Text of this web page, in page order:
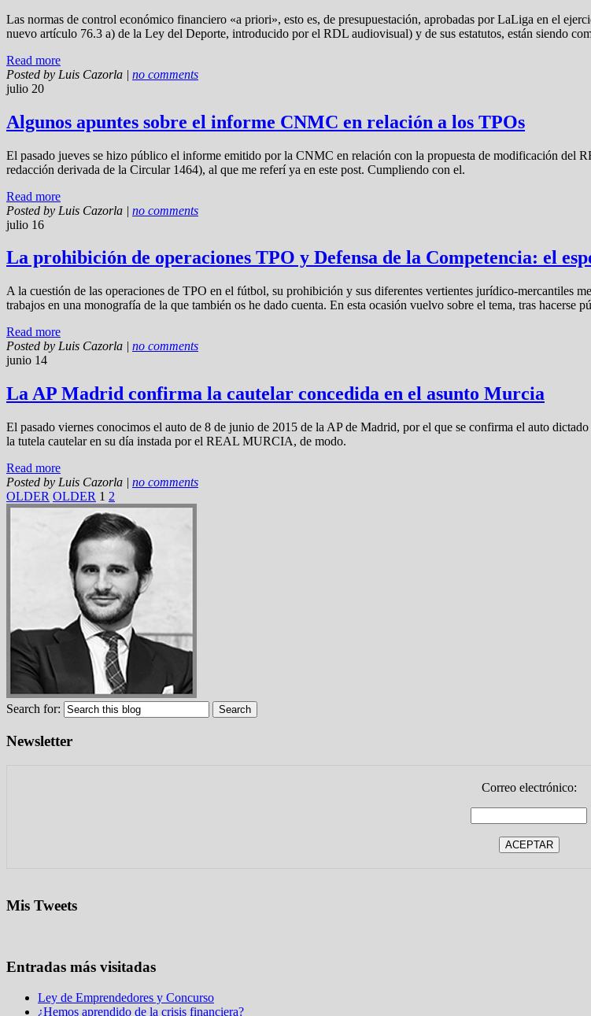
Las normas de control económico financiero «a priori», esto es, de presupuestación, aprobadas por LaLiga en el
nuevo artículo 76.3 a) de la Ley del Deporte, introducido por el RDL audiovisual) y de sus estatutos, están siendo
Read more
Posted by Luis Cazorla | no comments
julio 20
Algunos apuntes sobre el informe CNMC en relación a los TPOs
El pasado jueves se hizo público el informe emitido por la CNMC en relación con la propuesta de modificación del
redacción derivada de la Circular 1464), al que me referí ya en este post. Cumpliendo con el.
Read more
Posted by Luis Cazorla | no comments
julio 16
La prohibición de operaciones TPO y Defensa de la Competencia: el
A la cuestión de las operaciones de TPO en el fútbol, su prohibición y sus diferentes vertientes jurídico-mercantiles
trabajos en una monografía de la que también os he dado cuenta. En esta ocasión vuelvo sobre el tema, tras hacerse
Read more
Posted by Luis Cazorla | no comments
junio 14
La AP Madrid confirma la cautelar concedida en el asunto Murcia
El pasado viernes conocimos el auto de 8 de junio de 2015 de la AP de Madrid, por el que se confirma el auto
la tutela cautelar en su día instada por el REAL MURCIA, de modo.
Read more
Posted by Luis Cazorla | no comments
OLDER OLDER 1 2
Search for:
Newsletter
Correo electrónico:
Mis Tweets
Entradas más visitadas
Ley de Emprendedores y Concurso
¿Hemos aprendido de la crisis financiera?